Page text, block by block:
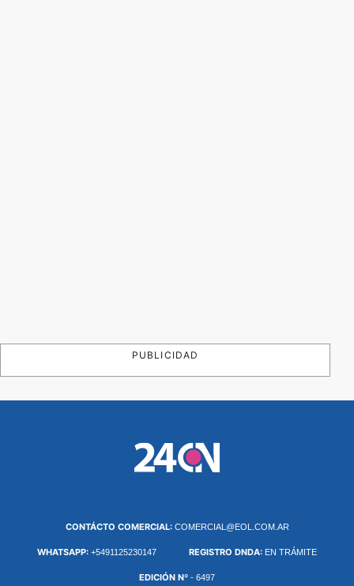
PUBLICIDAD
CONTÁCTO COMERCIAL: COMERCIAL@EOL.COM.AR
WHATSAPP: +5491125230147 REGISTRO DNDA: EN TRÁMITE
EDICIÓN Nº - 6497